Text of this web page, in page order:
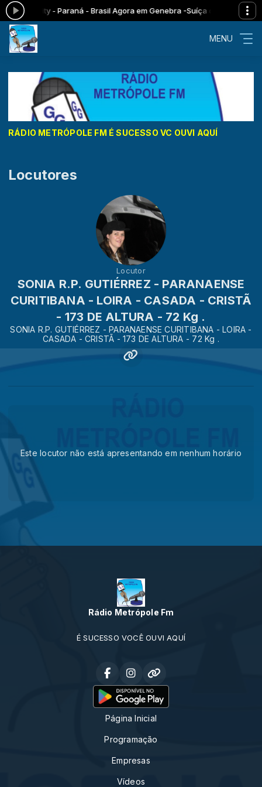
Curitiba City - Paraná - Brasil Agora em Genebra -Suíça das 14:00 às
MENU
RÁDIO METRÓPOLE FM É SUCESSO VC OUVI AQUÍ
Locutores
Locutor
SONIA R.P. GUTIÉRREZ - PARANAENSE
CURITIBANA - LOIRA - CASADA - CRISTÃ
- 173 DE ALTURA - 72 Kg .
SONIA R.P. GUTIÉRREZ - PARANAENSE CURITIBANA - LOIRA -
CASADA - CRISTÃ - 173 DE ALTURA - 72 Kg .
Este locutor não está apresentando em nenhum horário
Rádio Metrópole Fm
É SUCESSO VOCÊ OUVI AQUÍ
Página Inicial
Programação
Empresas
Vídeos